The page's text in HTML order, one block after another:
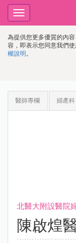
為提供您更多優質的內
容，即表示您同意我們
權說明 。
Toggle
navigation
醫師專欄 婦產科
北醫大附設醫院
陳啟煌